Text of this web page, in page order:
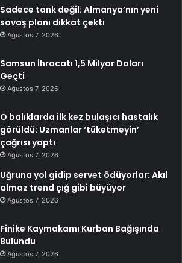
Sadece tank değil: Almanya’nın yeni
savaş planı dikkat çekti
Ağustos 7, 2026
Samsun İhracatı 1,5 Milyar Doları
Geçti
Ağustos 7, 2026
O balıklarda ilk kez bulaşıcı hastalık
görüldü: Uzmanlar ‘tüketmeyin’
çağrısı yaptı
Ağustos 7, 2026
Uğruna yol gidip servet ödüyorlar: Akıl
almaz trend çığ gibi büyüyor
Ağustos 7, 2026
Finike Kaymakamı Kurban Bağışında
Bulundu
Ağustos 7, 2026